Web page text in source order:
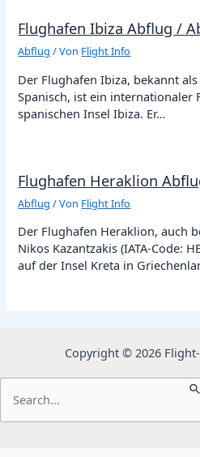
Flughafen Ibiza Abflug /
Abflug / Von Flight Info
Der Flughafen Ibiza, bekannt
Spanisch, ist ein internationaler
spanischen Insel Ibiza. Er…
Flughafen Heraklion
Abflug / Von Flight Info
Der Flughafen Heraklion, auch
Nikos Kazantzakis (IATA-Code:
auf der Insel Kreta in
Copyright © 2026
nach: